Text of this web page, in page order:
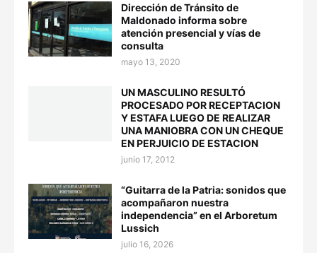
Dirección de Tránsito de
Maldonado informa sobre
atención presencial y vías de
consulta
mayo 13, 2020
UN MASCULINO RESULTÓ
PROCESADO POR RECEPTACION
Y ESTAFA LUEGO DE REALIZAR
UNA MANIOBRA CON UN CHEQUE
EN PERJUICIO DE ESTACION
junio 17, 2012
“Guitarra de la Patria: sonidos que
acompañaron nuestra
independencia” en el Arboretum
Lussich
julio 16, 2026